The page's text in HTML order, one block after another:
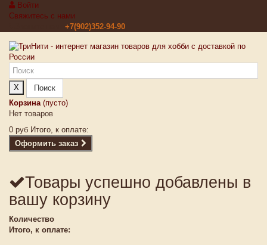
Войти
Свяжитесь с нами
+7(902)352-94-90
X
Поиск
Корзина (пусто)
Нет товаров
0 руб Итого, к оплате:
Оформить заказ
Товары успешно добавлены в
вашу корзину
Количество
Итого, к оплате: